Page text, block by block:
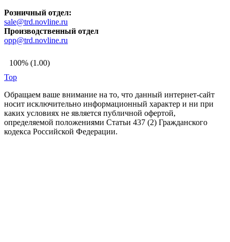
Розничный отдел:
sale@trd.novline.ru
Производственный отдел
opp@trd.novline.ru
100% (1.00)
Top
Обращаем ваше внимание на то, что данный интернет-сайт
носит исключительно информационный характер и ни при
каких условиях не является публичной офертой,
определяемой положениями Статьи 437 (2) Гражданского
кодекса Российской Федерации.